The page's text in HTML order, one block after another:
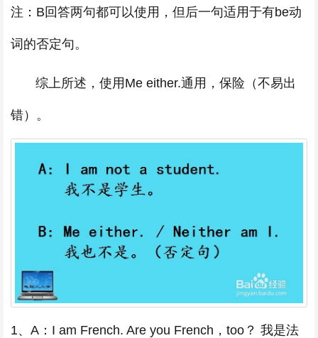
注：B回答两句都可以使用，但后一句适用于有be动
词的否定句。
综上所述，使用Me either.通用，保险（不易出
错）。
1、A：I am French. Are you French，too？ 我是法